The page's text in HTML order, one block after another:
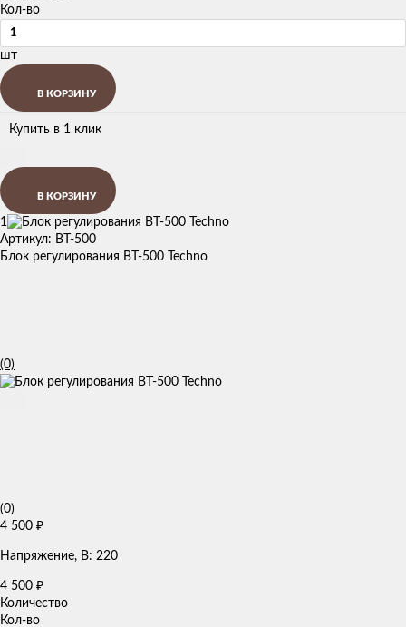
Кол-во
шт
В КОРЗИНУ
Купить в 1 клик
В КОРЗИНУ
1
Артикул: BT-500
Блок регулирования BT-500 Techno
(0)
(0)
4 500 ₽
Напряжение, В: 220
4 500 ₽
Количество
Кол-во